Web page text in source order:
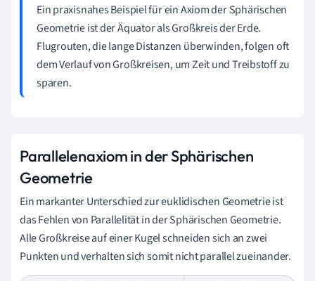
Ein praxisnahes Beispiel für ein Axiom der Sphärischen
Geometrie ist der Äquator als Großkreis der Erde.
Flugrouten, die lange Distanzen überwinden, folgen oft
dem Verlauf von Großkreisen, um Zeit und Treibstoff zu
sparen.
Parallelenaxiom in der Sphärischen
Geometrie
Ein markanter Unterschied zur euklidischen Geometrie ist
das Fehlen von Parallelität in der Sphärischen Geometrie.
Alle Großkreise auf einer Kugel schneiden sich an zwei
Punkten und verhalten sich somit nicht parallel zueinander.